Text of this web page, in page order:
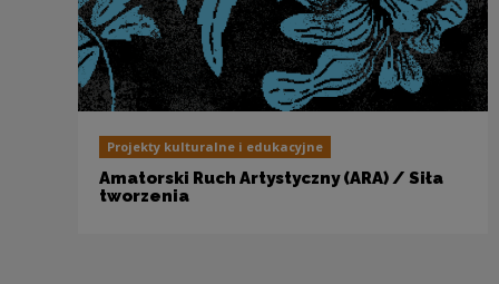
Projekty kulturalne i edukacyjne
Amatorski Ruch Artystyczny (ARA) / Siła
tworzenia